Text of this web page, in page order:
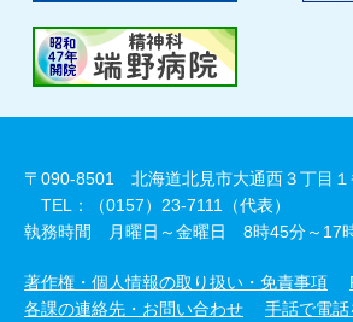
〒090-8501 北海道北見市大通西３丁目１
TEL：（0157）23-7111（代表）
執務時間 月曜日～金曜日 8時45分～17
著作権・個人情報の取り扱い・免責事項
各課の連絡先・お問い合わせ
手話で電話